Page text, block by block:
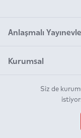
Anlaşmalı
Kurumsal
Siz de